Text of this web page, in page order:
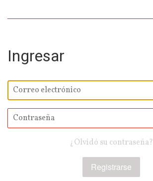
Ingresar
Correo
electrónico
Contraseña
¿Olvidó su contraseña?